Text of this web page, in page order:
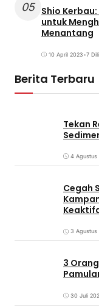
05 Shio
untuk
Menantang
10 April 2023•7
Berita Terbaru
Tekan
4 Agustus
Cegah
3 Agustus
3
30 Juli